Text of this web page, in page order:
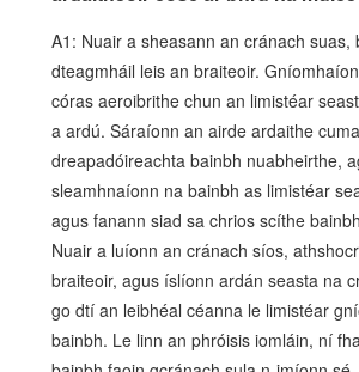
A1: Nuair a sheasann an cránach suas,
dteagmháil leis an braiteoir.
córas aeroibrithe chun an limistéar
a ardú. Sáraíonn an airde ardaithe
dreapadóireachta bainbh nuabheirthe,
sleamhnaíonn na bainbh as limistéar
agus fanann siad sa chrios scíthe
Nuair a luíonn an cránach síos,
braiteoir, agus íslíonn ardán seasta na
go dtí an leibhéal céanna le limistéar
bainbh. Le linn an phróisis iomláin, ní